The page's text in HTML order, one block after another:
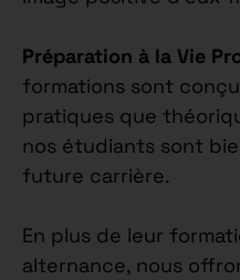
Préparation à la Vie
formations sont
pratiques que
nos étudiants sont
future carrière.
En plus de leur
alternance, nous